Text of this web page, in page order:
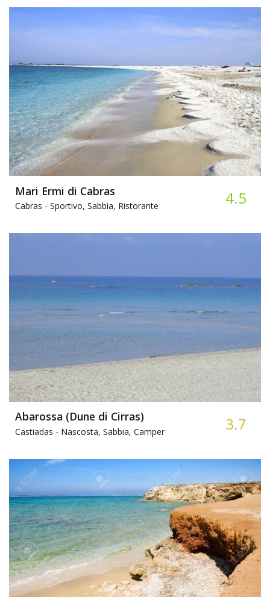
Mari Ermi di Cabras
Cabras - Sportivo, Sabbia, Ristorante 4.5
Abarossa (Dune di Cirras)
Castiadas - Nascosta, Sabbia, Camper 3.7